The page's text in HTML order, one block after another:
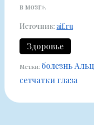
в мозг».
Источник: aif.ru
Здоровье
Метки: болезнь
сетчатки глаза